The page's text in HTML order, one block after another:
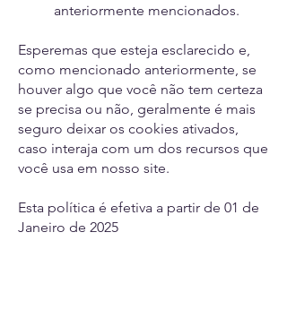
anteriormente mencionados.
Esperemas que esteja esclarecido e,
como mencionado anteriormente, se
houver algo que você não tem certeza
se precisa ou não, geralmente é mais
seguro deixar os cookies ativados,
caso interaja com um dos recursos que
você usa em nosso site.
Esta política é efetiva a partir de 01 de
Janeiro de 2025